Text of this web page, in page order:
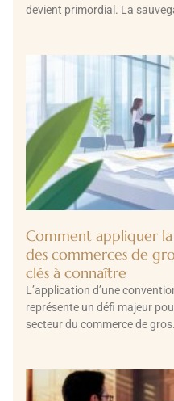
devient primordial. La
Comment appliquer
des commerces de
clés à connaître
L’application d’une
représente un défi majeur
secteur du commerce de